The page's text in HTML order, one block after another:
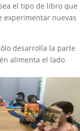
el tipo de libro que
experimentar nuevas
desarrolla la parte
alimenta el lado